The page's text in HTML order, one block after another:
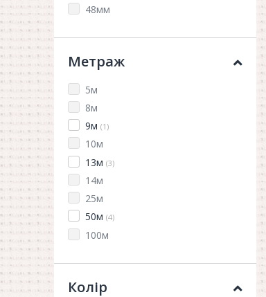
48мм
Метраж
5м
8м
9м (1)
10м
13м (3)
14м
25м
50м (4)
100м
Колір